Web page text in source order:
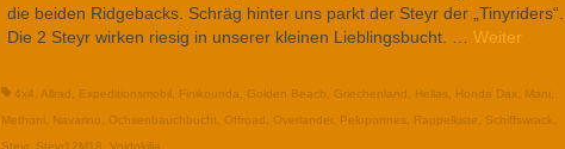
die beiden Ridgebacks. Schräg hinter uns parkt der Steyr der „Tinyriders“.
Die 2 Steyr wirken riesig in unserer kleinen Lieblingsbucht. … Weiter
4x4 Allrad Expeditionsmobil Finikounda Golden Beach Griechenland Hellas, Honda Dax Mani
Methoni
Navarino Ochsenbauchbucht Offroad Overlander, Peloponnes, Rappelkiste Schiffswrack
Steyr, Steyr12M18 Voidokilia